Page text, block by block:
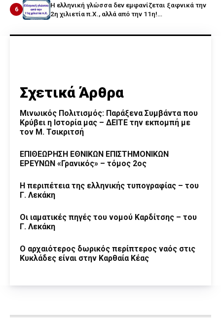
6
Η ελληνική γλώσσα δεν εμφανίζεται ξαφνικά την
2η χιλιετία π.Χ., αλλά από την 11η!…
Σχετικά Άρθρα
Μινωικός Πολιτισμός: Παράξενα Συμβάντα που
Κρύβει η Ιστορία μας – ΔΕΙΤΕ την εκπομπή με
τον Μ. Τσικριτσή
ΕΠΙΘΕΩΡΗΣΗ ΕΘΝΙΚΩΝ ΕΠΙΣΤΗΜΟΝΙΚΩΝ
ΕΡΕΥΝΩΝ «Γρανικός» – τόμος 2ος
Η περιπέτεια της ελληνικής τυπογραφίας – του
Γ. Λεκάκη
Οι ιαματικές πηγές του νομού Καρδίτσης – του
Γ. Λεκάκη
Ο αρχαιότερος δωρικός περίπτερος ναός στις
Κυκλάδες είναι στην Καρθαία Κέας